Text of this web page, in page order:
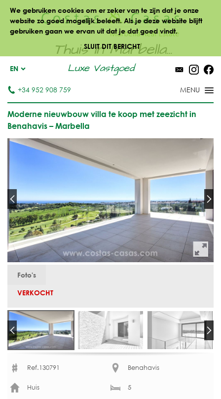
We gebruiken cookies om er zeker van te zijn dat je onze
website zo goed mogelijk beleeft. Als je deze website blijft
gebruiken gaan we ervan uit dat je dat goed vindt.
SLUIT DIT BERICHT
Thuis in Marbella...
Luxe Vastgoed
EN
+34 952 908 759
Moderne nieuwbouw villa te koop met zeezicht in
Benahavis – Marbella
Foto's
VERKOCHT
Ref.130791 Benahavis
Huis 5